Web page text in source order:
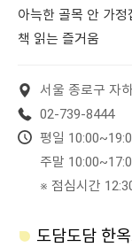
아늑한 골목 안 가
책 읽는 즐거움
서울 종로구 자
02-739-8444
평일
주말
※ 점심시간
도담도담 한